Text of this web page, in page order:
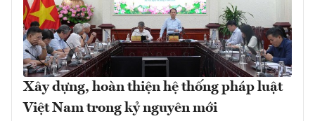
Xây dựng, hoàn thiện hệ thống pháp luật
Việt Nam trong kỷ nguyên mới